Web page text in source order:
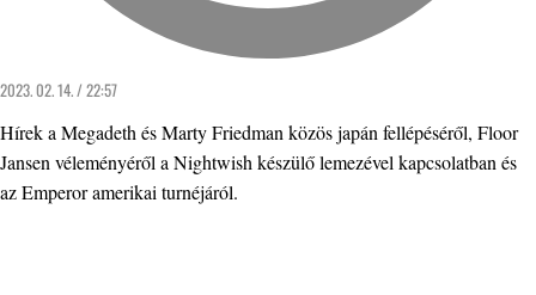
2023. 02. 14. / 22:57
Hírek a Megadeth és Marty Friedman közös japán fellépéséről, Floor
Jansen véleményéről a Nightwish készülő lemezével kapcsolatban és
az Emperor amerikai turnéjáról.